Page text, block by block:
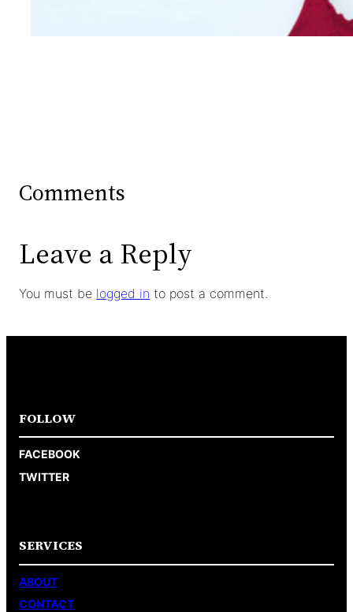
Comments
Leave a Reply
You must be logged in to post a comment.
FOLLOW
FACEBOOK
TWITTER
SERVICES
ABOUT
CONTACT